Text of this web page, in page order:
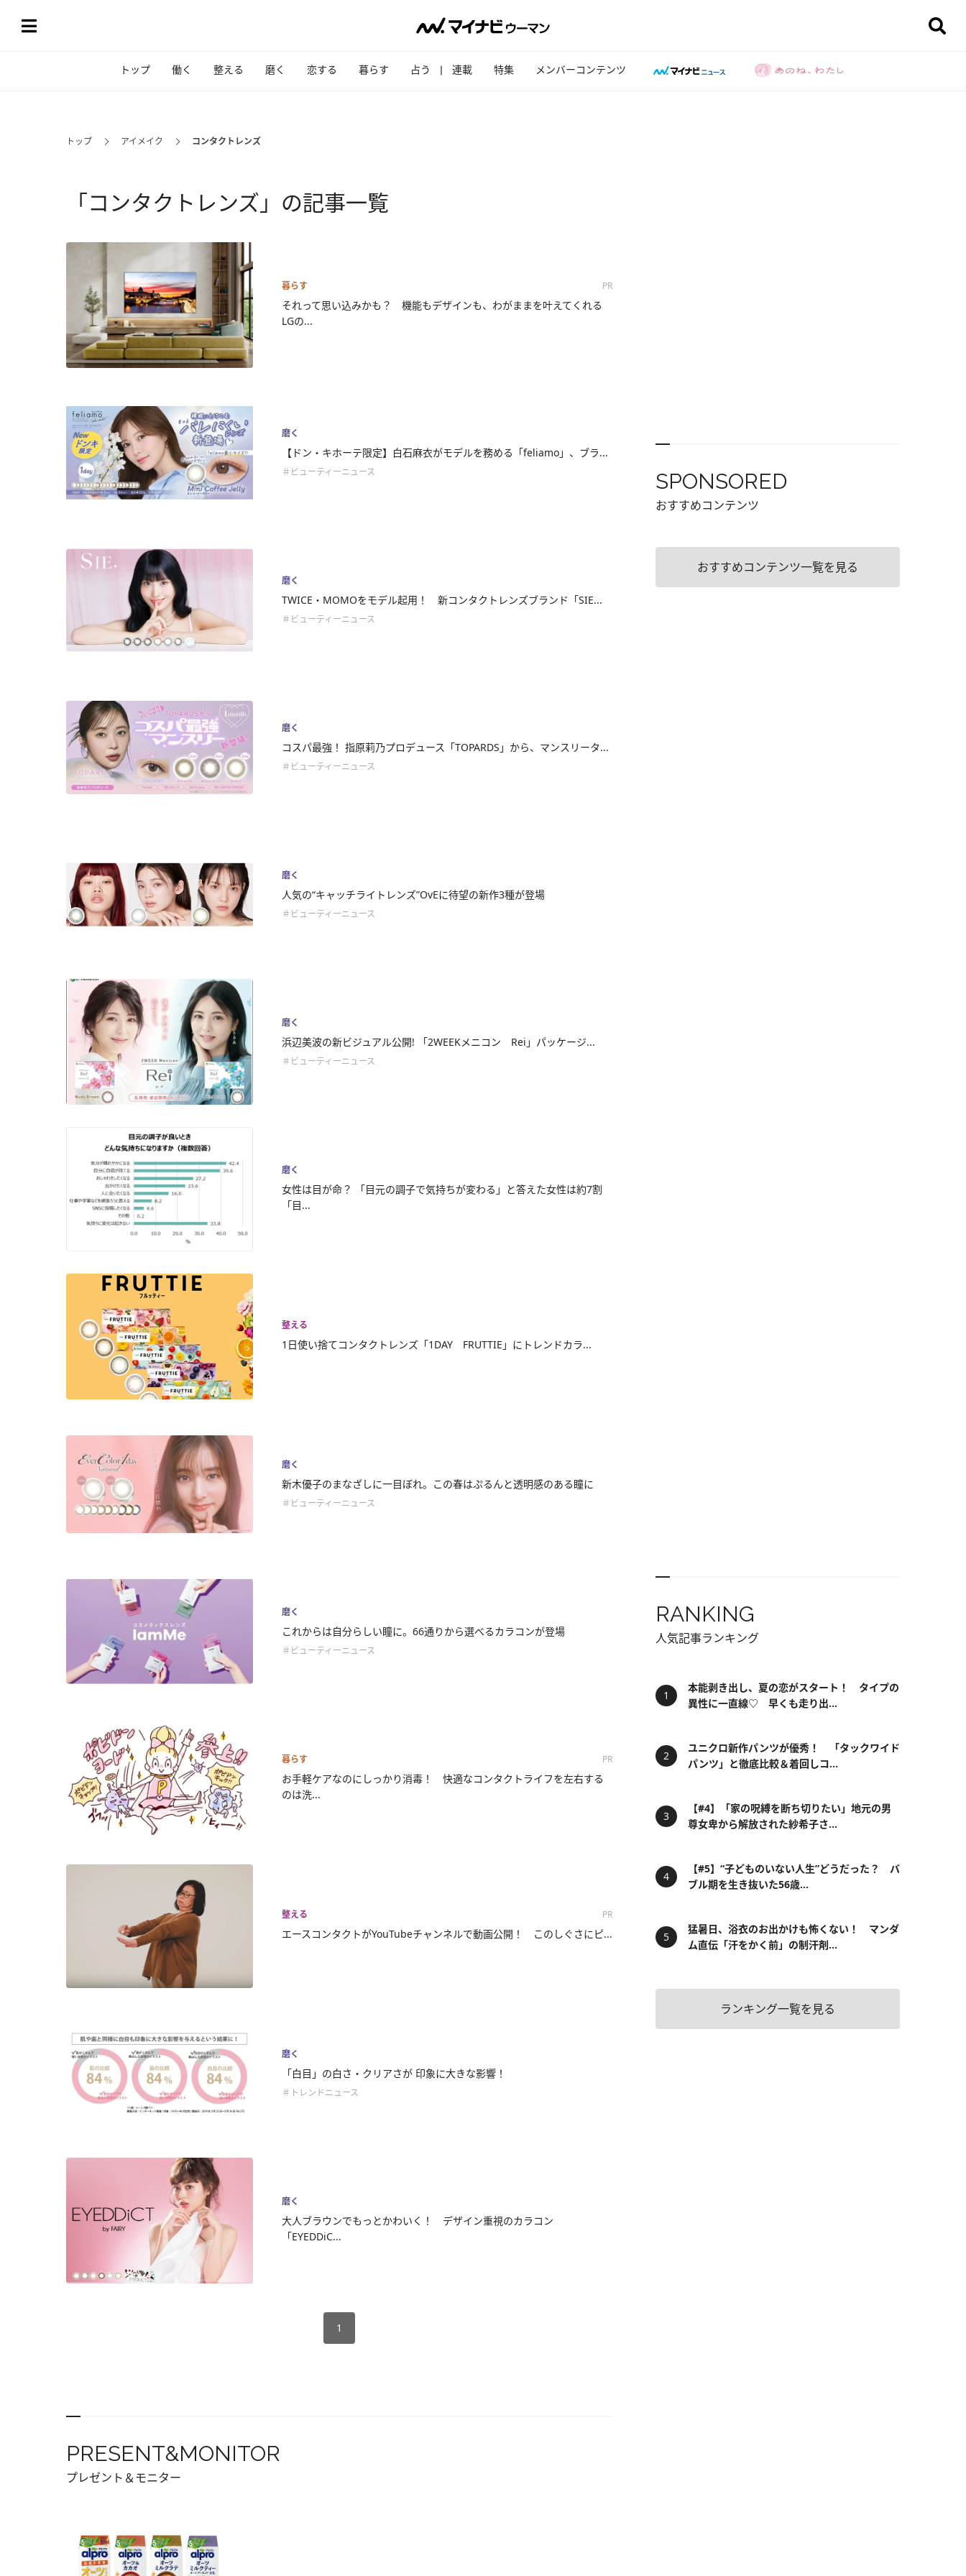
トップ 働く 整える 磨く 恋する 暮らす 占う 連載 特集 メンバーコンテンツ
トップ アイメイク コンタクトレンズ
「コンタクトレンズ」の記事一覧
暮らす PR
それって思い込みかも？ 機能もデザインも、わがままを叶えてくれる
LGの...
磨く
【ドン・キホーテ限定】白石麻衣がモデルを務める「feliamo」、ブラ...
＃ビューティーニュース
磨く
TWICE・MOMOをモデル起用！ 新コンタクトレンズブランド「SIE...
＃ビューティーニュース
磨く
コスパ最強！ 指原莉乃プロデュース「TOPARDS」から、マンスリータ...
＃ビューティーニュース
磨く
人気の“キャッチライトレンズ”OvEに待望の新作3種が登場
＃ビューティーニュース
磨く
浜辺美波の新ビジュアル公開! 「2WEEKメニコン Rei」パッケージ...
＃ビューティーニュース
磨く
女性は目が命？ 「目元の調子で気持ちが変わる」と答えた女性は約7割
「目...
整える
1日使い捨てコンタクトレンズ「1DAY FRUTTIE」にトレンドカラ...
磨く
新木優子のまなざしに一目ぼれ。この春はぷるんと透明感のある瞳に
＃ビューティーニュース
磨く
これからは自分らしい瞳に。66通りから選べるカラコンが登場
＃ビューティーニュース
暮らす PR
お手軽ケアなのにしっかり消毒！ 快適なコンタクトライフを左右する
のは洗...
整える PR
エースコンタクトがYouTubeチャンネルで動画公開！ このしぐさにピ...
磨く
「白目」の白さ・クリアさが 印象に大きな影響！
＃トレンドニュース
磨く
大人ブラウンでもっとかわいく！ デザイン重視のカラコン
「EYEDDiC...
1
PRESENT&MONITOR
プレゼント＆モニター
SPONSORED
おすすめコンテンツ
おすすめコンテンツ一覧を見る
RANKING
人気記事ランキング
本能剥き出し、夏の恋がスタート！ タイプの
異性に一直線♡ 早くも走り出...
ユニクロ新作パンツが優秀！ 「タックワイド
パンツ」と徹底比較＆着回しコ...
【#4】「家の呪縛を断ち切りたい」地元の男
尊女卑から解放された紗希子さ...
【#5】“子どものいない人生”どうだった？ バ
ブル期を生き抜いた56歳...
猛暑日、浴衣のお出かけも怖くない！ マンダ
ム直伝「汗をかく前」の制汗剤...
ランキング一覧を見る